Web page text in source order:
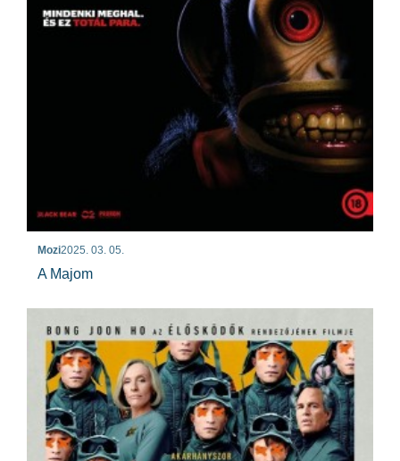
Mozi2025. 03. 05.
A Majom